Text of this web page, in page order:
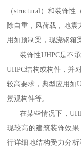
（structural）和装饰
除自重，风荷载，地震
用如预制梁，现浇钢箱
装饰性UHPC是不承
UHPC结构或构件，并
较高要求，典型应用如
景观构件等。
在某些情况下，
现较高的建筑装饰效
行详细地结构受力分